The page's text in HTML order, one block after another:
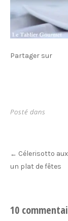
Partager sur
Posté dans
Post
navigation
← Célerisotto
un plat de fêtes
10